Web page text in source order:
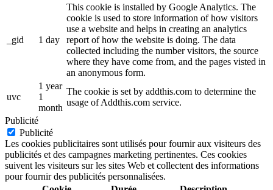
_gid 1 day
This cookie is installed by Google Analytics. The
cookie is used to store information of how visitors
use a website and helps in creating an analytics
report of how the website is doing. The data
collected including the number visitors, the source
where they have come from, and the pages visted in
an anonymous form.
uvc
1 year
1
month
The cookie is set by addthis.com to determine the
usage of Addthis.com service.
Publicité
Publicité
Les cookies publicitaires sont utilisés pour fournir aux visiteurs des
publicités et des campagnes marketing pertinentes. Ces cookies
suivent les visiteurs sur les sites Web et collectent des informations
pour fournir des publicités personnalisées.